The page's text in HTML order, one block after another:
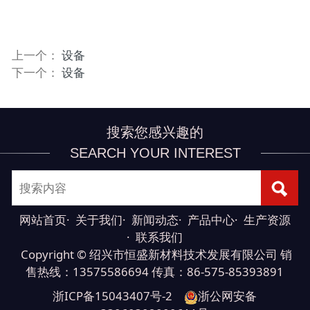
上一个： 设备
下一个： 设备
搜索您感兴趣的
SEARCH YOUR INTEREST
网站首页· 关于我们· 新闻动态· 产品中心· 生产资源
·联系我们
Copyright © 绍兴市恒盛新材料技术发展有限公司 销
售热线：13575586694 传真：86-575-85393891
浙ICP备15043407号-2
浙公网安备